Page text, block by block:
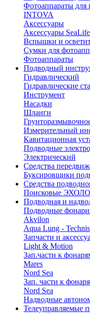
Фотоаппараты для
INTOVA
Аксессуары
Аксессуары SeaLife
Вспышки и
Сумки для
Фотоаппараты
Подводный
Гидравлический
Гидравлические
Инструмент
Насадки
Шланги
Измерительный
Кавитационная
Подводные
Электрический
Средства
Буксировщики
Средства
Поисковые
Подводная и
Подводные фонари
Akvilon
Aqua Lung -
Запчасти и
Light & Motion
Зап.части к
Mares
Nord Sea
Зап. части к
Nord Sea
Надводные
Телеуправляемые